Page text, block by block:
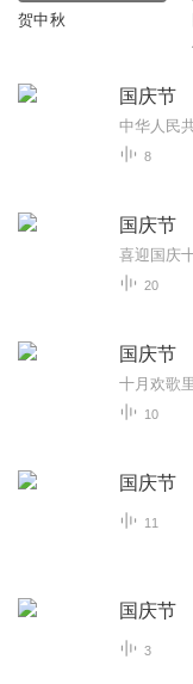
贺中秋
国庆节
8
国庆节
20
国庆节
10
国庆节
11
国庆节
3